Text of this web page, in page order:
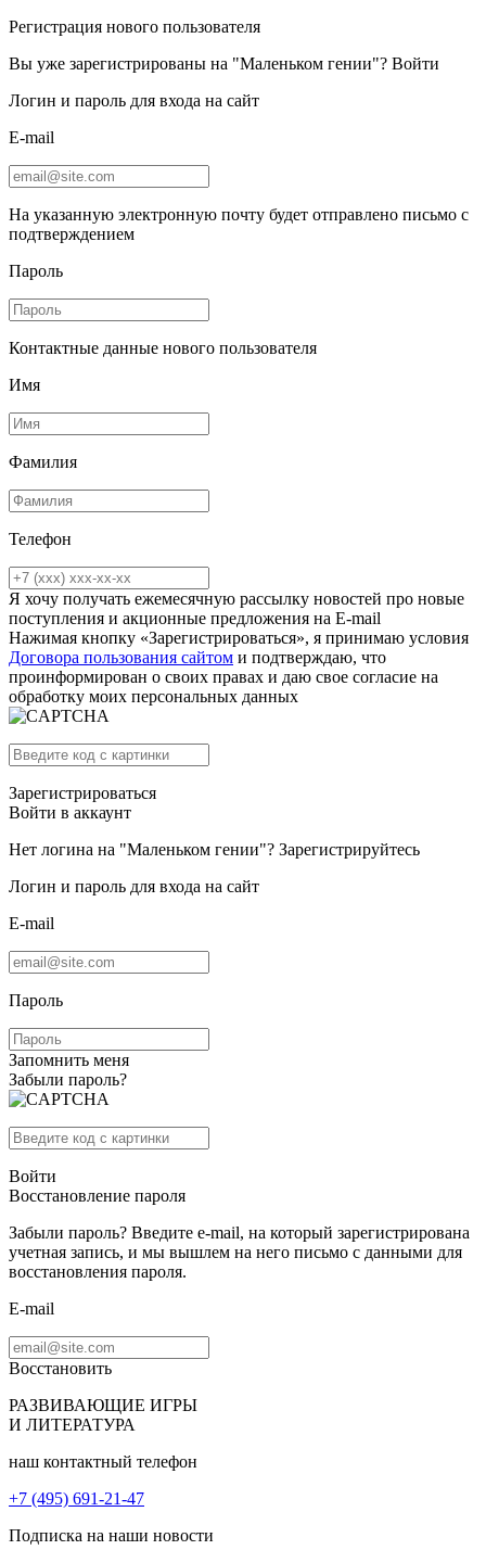
Регистрация нового пользователя
Вы уже зарегистрированы на "Маленьком гении"? Войти
Логин и пароль для входа на сайт
E-mail
На указанную электронную почту будет отправлено письмо с
подтверждением
Пароль
Контактные данные нового пользователя
Имя
Фамилия
Телефон
Я хочу получать ежемесячную рассылку новостей про новые
поступления и акционные предложения на E-mail
Нажимая кнопку «Зарегистрироваться», я принимаю условия
Договора пользования сайтом и подтверждаю, что
проинформирован о своих правах и даю свое согласие на
обработку моих персональных данных
Зарегистрироваться
Войти в аккаунт
Нет логина на "Маленьком гении"? Зарегистрируйтесь
Логин и пароль для входа на сайт
E-mail
Пароль
Запомнить меня
Забыли пароль?
Войти
Восстановление пароля
Забыли пароль? Введите e-mail, на который зарегистрирована
учетная запись, и мы вышлем на него письмо с данными для
восстановления пароля.
E-mail
Восстановить
РАЗВИВАЮЩИЕ ИГРЫ
И ЛИТЕРАТУРА
наш контактный телефон
+7 (495) 691-21-47
Подписка на наши новости